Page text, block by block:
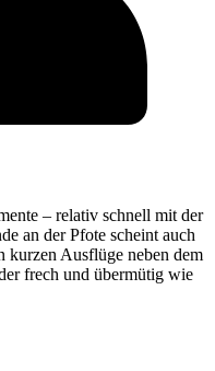
– relativ schnell mit der
an der Pfote scheint auch
kurzen Ausflüge neben dem
frech und übermütig wie